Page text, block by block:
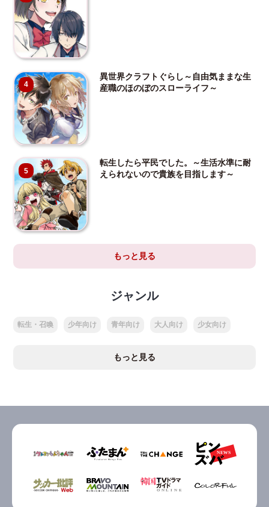
4
異世界クラフトぐらし～自由気ままな生
産職のほのぼのスローライフ～
5
転生したら平民でした。～生活水準に耐
えられないので貴族を目指します～
もっと見る
ジャンル
転生・召喚 少年向け 青年向け 大人向け 少女向け
もっと見る